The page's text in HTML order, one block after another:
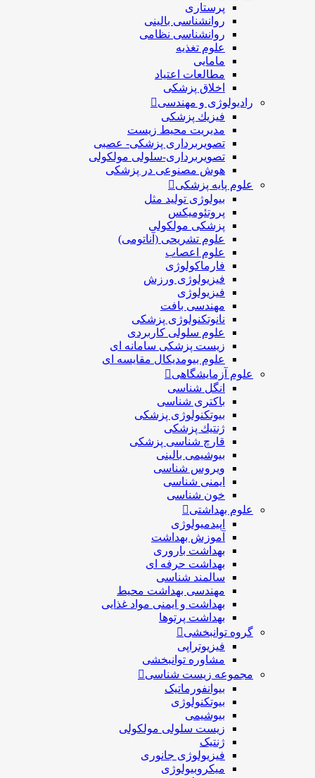
پرستاری
روانشناسی بالینی
روانشناسی نظامی
علوم تغذیه
مامایی
مطالعات اعتیاد
اخلاق پزشکی
رادیولوژی و مهندسی
فيزيك پزشکی
مدیریت محیط زیست
تصویربرداری پزشکی- عصبی
تصویربرداری-سلولی مولکولی
هوش مصنوعی در پزشکی
علوم پایه پزشکی
بیولوژی تولید مثل
پروتئومیکس
پزشکی مولکولی
علوم تشریحی (آناتومی)
علوم اعصاب
فارماکولوژی
فیزیولوژی ورزش
فیزیولوژی
مهندسی بافت
نانوتکنولوژی پزشکی
علوم سلولی کاربردی
زیست پزشکی سامانه ای
علوم بیومدیکال مقایسه ای
علوم آزمایشگاهی
انگل شناسی
باکتری شناسی
بیوتکنولوژی پزشکی
ژنتيك پزشکی
قارچ شناسی پزشكی
بیوشیمی بالینی
ویروس شناسی
ایمنی شناسی
خون شناسی
علوم بهداشتی
اپیدمیولوژی
آموزش بهداشت
بهداشت باروری
بهداشت حرفه ای
سالمند شناسی
مهندسی بهداشت محيط
بهداشت و ایمنی مواد غذایی
بهداشت پرتوها
گروه توانبخشی
فیزیوتراپی
مشاوره توانبخشی
مجموعه زیست شناسی
بیوانفورماتیک
بیوتکنولوژی
بیوشیمی
زیست سلولی مولکولی
ژنتیک
فیزیولوژی جانوری
میکروبیولوژی